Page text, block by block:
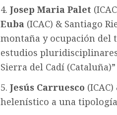
4. Josep Maria Palet
Euba (ICAC) & Santiago
montaña y ocupación del
estudios
Sierra del Cadí (Cataluña)”
5. Jesús Carruesco (ICAC)
helenístico a una